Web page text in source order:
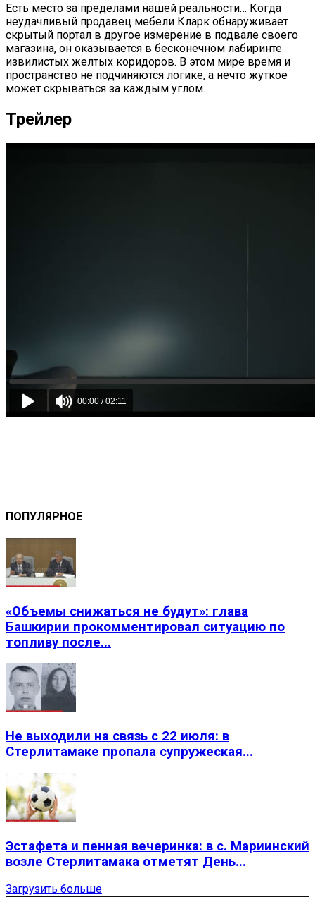
Есть место за пределами нашей реальности… Когда
неудачливый продавец мебели Кларк обнаруживает
скрытый портал в другое измерение в подвале своего
магазина, он оказывается в бесконечном лабиринте
извилистых желтых коридоров. В этом мире время и
пространство не подчиняются логике, а нечто жуткое
может скрываться за каждым углом.
Трейлер
ПОПУЛЯРНОЕ
«Объемы снижаться не будут»: глава
Башкирии прокомментировал ситуацию по
топливу после...
Не выходили на связь с 22 июля: в
Стерлитамаке пропала супружеская...
Эстафета и пенная вечеринка: в с. Мариинский
возле Стерлитамака отметят День...
Загрузить больше